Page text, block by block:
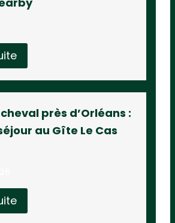
près d’Orléans :
au Gîte Le Cas